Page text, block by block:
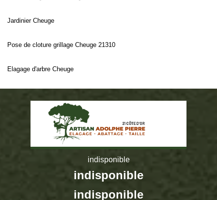
Jardinier Cheuge
Pose de cloture grillage Cheuge 21310
Elagage d'arbre Cheuge
indisponible
indisponible
indisponible